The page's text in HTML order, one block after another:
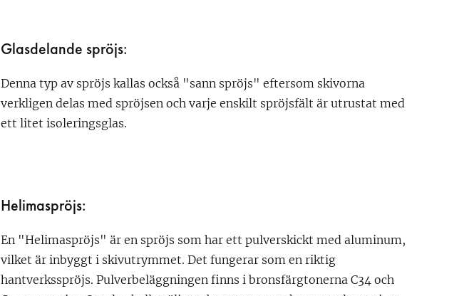
Glasdelande spröjs:
Denna typ av spröjs kallas också "sann spröjs" eftersom skivorna
verkligen delas med spröjsen och varje enskilt spröjsfält är utrustat med
ett litet isoleringsglas.
Helimaspröjs:
En "Helimaspröjs" är en spröjs som har ett pulverskickt med aluminum,
vilket är inbyggt i skivutrymmet. Det fungerar som en riktig
hantverksspröjs. Pulverbeläggningen finns i bronsfärgtonerna C34 och